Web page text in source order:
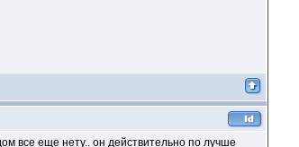
все еще нету.. он действительно по лучше